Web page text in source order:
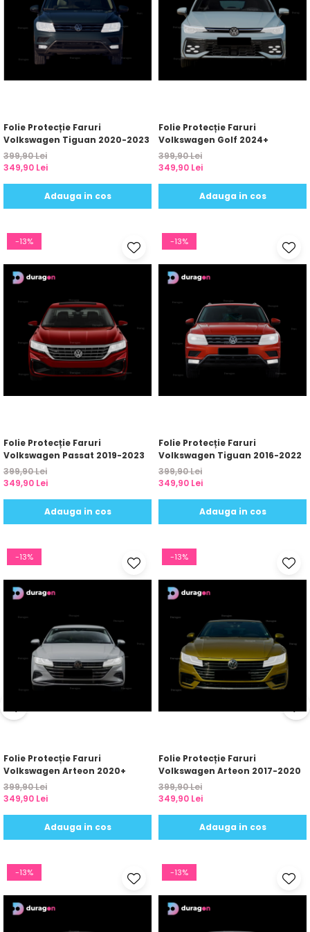
Yota
ZTE
Folie Protecție Faruri
Volkswagen Tiguan 2020-2023
399,90 Lei
349,90 Lei
Adauga in cos
Folie Protecție Faruri
Volkswagen Golf 2024+
399,90 Lei
349,90 Lei
Adauga in cos
-13%
Folie Protecție Faruri
Volkswagen Passat 2019-2023
399,90 Lei
349,90 Lei
Adauga in cos
-13%
Folie Protecție Faruri
Volkswagen Tiguan 2016-2022
399,90 Lei
349,90 Lei
Adauga in cos
-13%
Folie Protecție Faruri
Volkswagen Arteon 2020+
399,90 Lei
349,90 Lei
Adauga in cos
-13%
Folie Protecție Faruri
Volkswagen Arteon 2017-2020
399,90 Lei
349,90 Lei
Adauga in cos
-13% -13%